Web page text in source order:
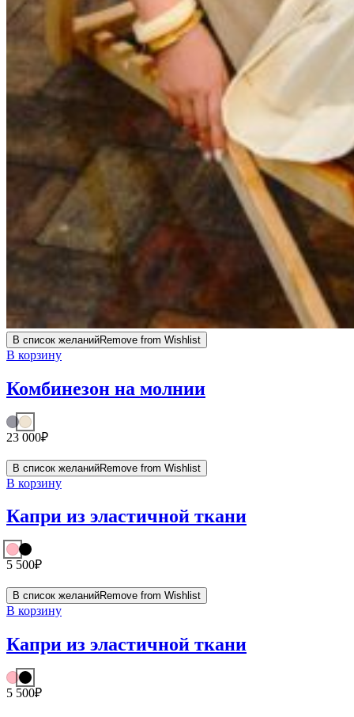
В список желанийRemove from Wishlist
В корзину
Комбинезон на молнии
23 000₽
В список желанийRemove from Wishlist
В корзину
Капри из эластичной ткани
5 500₽
В список желанийRemove from Wishlist
В корзину
Капри из эластичной ткани
5 500₽